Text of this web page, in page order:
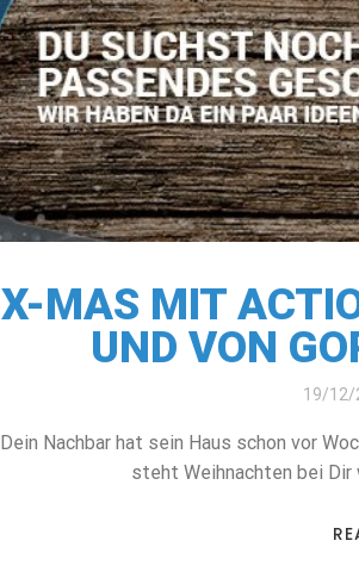
X-MAS MIT
UND VON
19/12/
Dein Nachbar hat sein Haus schon vor
steht Weihnachten bei